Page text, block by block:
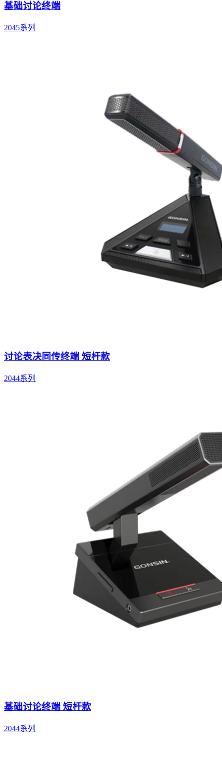
基础讨论终端
2045系列
讨论表决同传终端 短杆款
2044系列
基础讨论终端 短杆款
2044系列